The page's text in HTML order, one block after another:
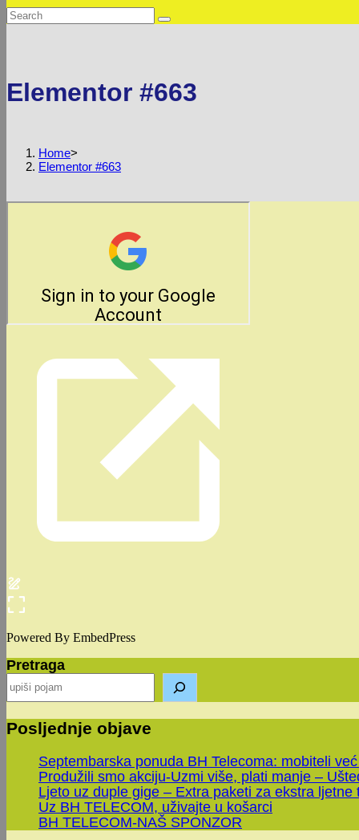
Elementor #663
Home>
Elementor #663
Powered By EmbedPress
Pretraga
Posljednje objave
Septembarska ponuda BH Telecoma: mobiteli
Produžili smo akciju-Uzmi više, plati manje –
Ljeto uz duple gige – Extra paketi za ekstra ljetne
Uz BH TELECOM, uživajte u košarci
BH TELECOM-NAŠ SPONZOR